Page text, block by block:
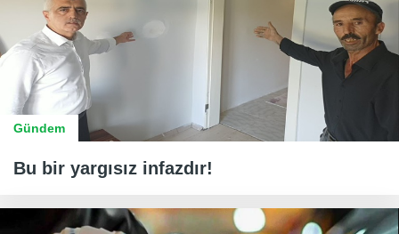
Gündem
Bu bir yargısız infazdır!